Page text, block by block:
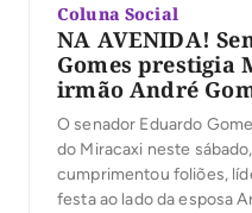
Coluna Social
NA AVENIDA!
Gomes prestigia
irmão André
O senador Eduardo
do Miracaxi neste
cumprimentou foliões,
festa ao lado da esposa